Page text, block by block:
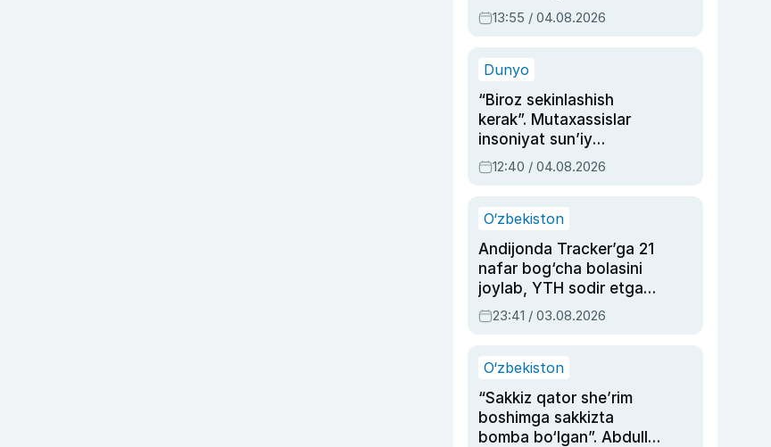
dublyaj ustasi Rimma
Ahmedovaning
13:55 / 04.08.2026
Dunyo
“Biroz sekinlashish
kerak”. Mutaxassislar
insoniyat sun’iy
intellektni boshqara
olmay qolishidan xavotir
12:40 / 04.08.2026
O‘zbekiston
Andijonda Tracker’ga 21
nafar bog‘cha bolasini
joylab, YTH sodir etgan
ayolga sud hukmi o‘qildi
23:41 / 03.08.2026
O‘zbekiston
“Sakkiz qator she’rim
boshimga sakkizta
bomba bo‘lgan”. Abdulla